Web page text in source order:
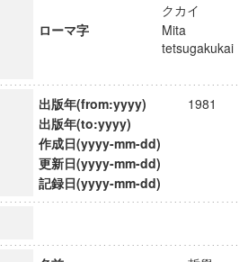
クカイ
ローマ字
Mita
tetsugakukai
出版年(from:yyyy)
1981
出版年(to:yyyy)
作成日(yyyy-mm-dd)
更新日(yyyy-mm-dd)
記録日(yyyy-mm-dd)